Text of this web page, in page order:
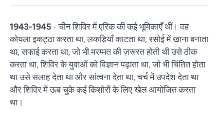
1943-1945 - चीन शिविर में एरिक की कई भूमिकाएँ थीं। वह
कोयला इकट्ठा करता था, लकड़ियाँ काटता था, रसोई में खाना बनाता
था, सफाई करता था, जो भी मरम्मत की ज़रूरत होती थी उसे ठीक
करता था, शिविर के युवाओं को विज्ञान पढ़ाता था, जो भी चिंतित होता
था उसे सलाह देता था और सांत्वना देता था, चर्च में उपदेश देता था
और शिविर में ऊब चुके कई किशोरों के लिए खेल आयोजित करता
था।